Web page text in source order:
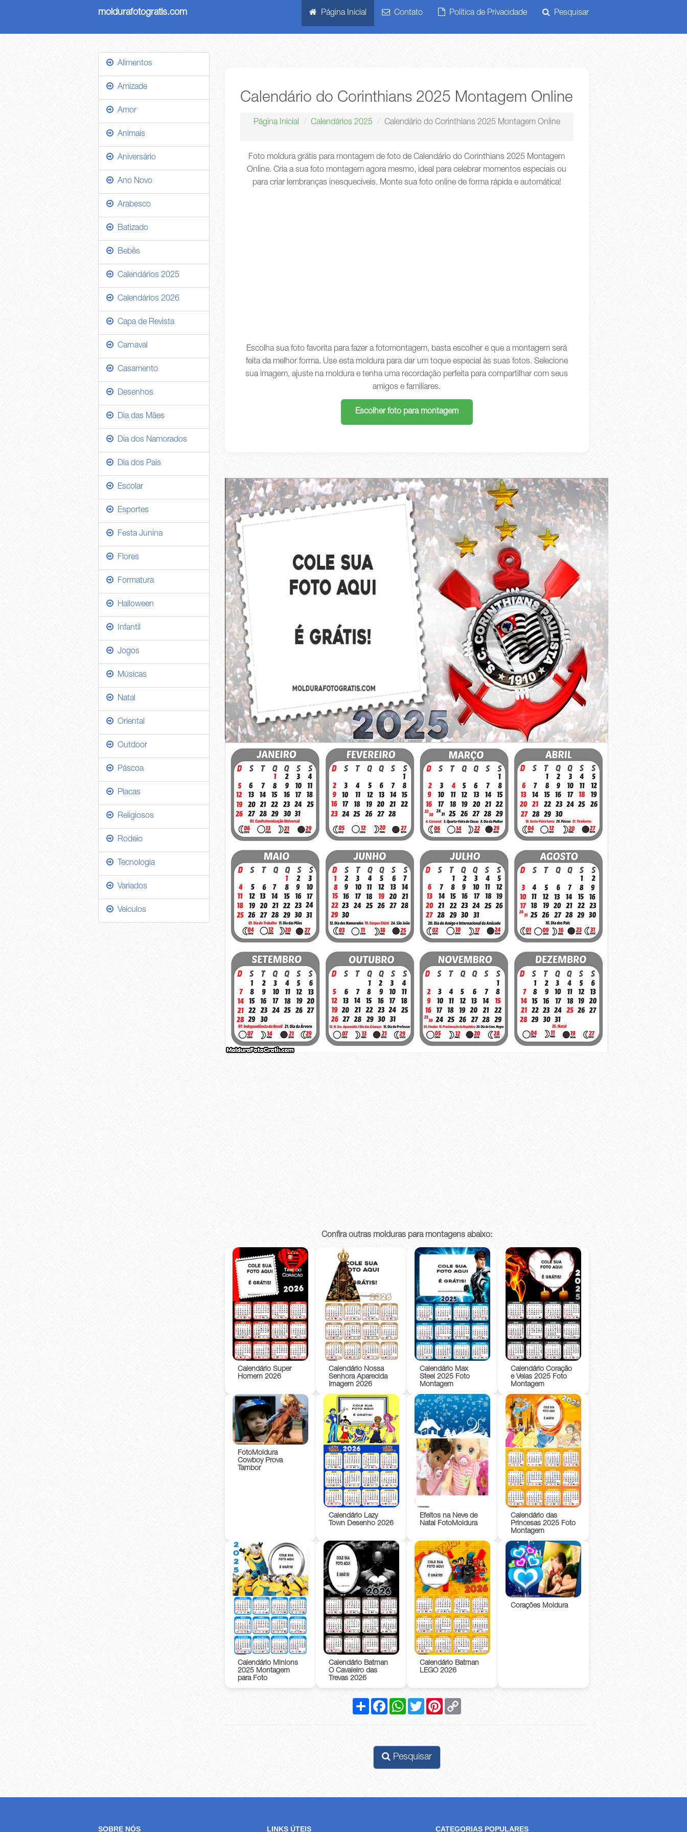
moldurafotogratis.com Página Inicial Contato Política de Privacidade Pesquisar
Calendário do Corinthians 2025 Montagem Online
Página Inicial Calendários 2025 Calendário do Corinthians 2025 Montagem Online
Foto moldura grátis para montagem de foto de Calendário do Corinthians 2025 Montagem
Online. Cria a sua foto montagem agora mesmo, ideal para celebrar momentos especiais ou
para criar lembranças inesquecíveis. Monte sua foto online de forma rápida e automática!
Escolha sua foto favorita para fazer a fotomontagem, basta escolher e que a montagem será
feita da melhor forma. Use esta moldura para dar um toque especial às suas fotos. Selecione
sua imagem, ajuste na moldura e tenha uma recordação perfeita para compartilhar com seus
amigos e familiares.
Escolher foto para montagem
Confira outras molduras para montagens abaixo:
Calendário Super
Homem 2026
Calendário Nossa
Senhora Aparecida
Imagem 2026
Calendário Max
Steel 2025 Foto
Montagem
Calendário Coração
e Velas 2025 Foto
Montagem
FotoMoldura
Cowboy Prova
Tambor
Calendário Lazy
Town Desenho 2026
Efeitos na Neve de
Natal FotoMoldura
Calendário das
Princesas 2025 Foto
Montagem
Calendário Minions
2025 Montagem
para Foto
Calendário Batman
O Cavaleiro das
Trevas 2026
Calendário Batman
LEGO 2026
Corações Moldura
Compartilhar
FacebookWhatsApp
TwitterPinterestCopy
Pesquisar
Alimentos
Amizade
Amor
Animais
Aniversário
Ano Novo
Arabesco
Batizado
Bebês
Calendários 2025
Calendários 2026
Capa de Revista
Carnaval
Casamento
Desenhos
Dia das Mães
Dia dos Namorados
Dia dos Pais
Escolar
Esportes
Festa Junina
Flores
Formatura
Halloween
Infantil
Jogos
Músicas
Natal
Oriental
Outdoor
Páscoa
Placas
Religiosos
Rodeio
Tecnologia
Variados
Veículos
SOBRE NÓS LINKS ÚTEIS CATEGORIAS POPULARES